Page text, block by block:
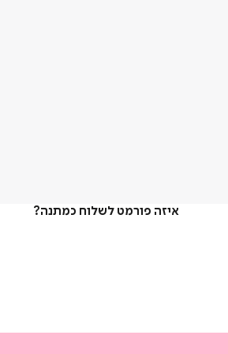
איזה פורמט לשלוח כמתנה?